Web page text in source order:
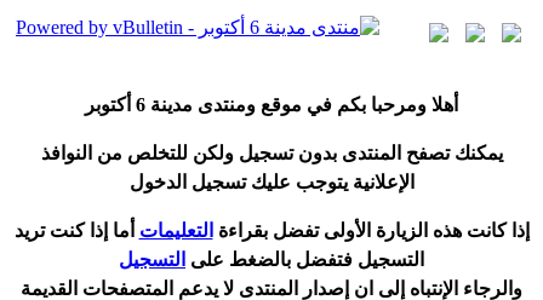
هلا ومرحبا بكم في موقع ومنتدى مدينة 6 أكتوبر
يمكنك تصفح المنتدى بدون تسجيل ولكن للتخلص من النوافذ
الإعلانية يتوجب عليك تسجيل الدخول
إذا كانت هذه الزيارة الأولى تفضل بقراءة التعليمات ما إذا كنت تريد
التسجيل فتفضل بالضغط على التسجيل
والرجاء الإنتباه إلى ان إصدار المنتدى لا يدعم المتصفحات القديمة